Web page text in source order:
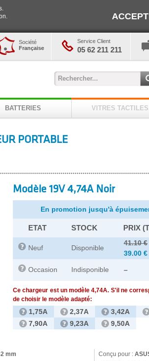
Société
Française
Service Client
05 62 211 211
BATTERIES VITRES TACTILES
PORTABLE
Modèle 19V 4,74A Noir
En promotion jusqu'à
ETAT STOCK PRIX
Neuf Disponible
41.10 €
39.00 €
Occasion Indisponible –
Ce chargeur est un modèle 4,74A. S'il ne
de choisir le modèle adapté:
1,75A 2,37A 3,42A
7,90A
9,23A 9,50A
mm Conçu pour :